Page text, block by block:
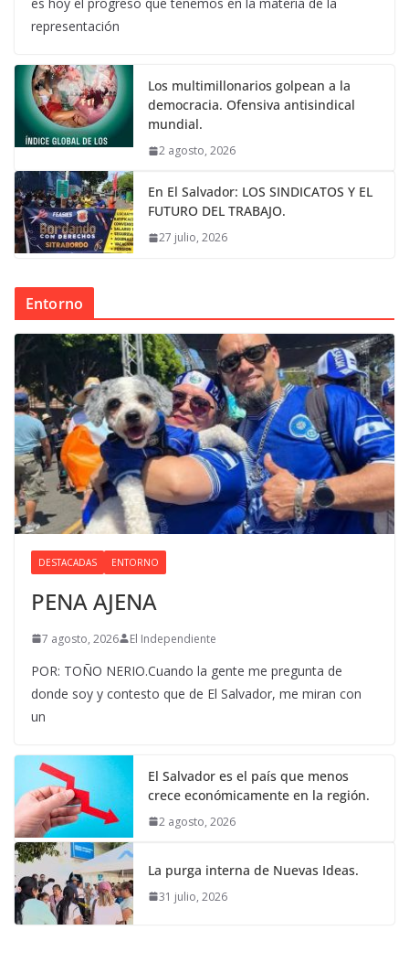
representación
Los multimillonarios golpean a la
democracia. Ofensiva antisindical
mundial.
2 agosto, 2026
En El Salvador: LOS SINDICATOS Y EL
FUTURO DEL TRABAJO.
27 julio, 2026
Entorno
DESTACADAS ENTORNO
PENA AJENA
7 agosto, 2026 El Independiente
POR: TOÑO NERIO.Cuando la gente me pregunta de
donde soy y contesto que de El Salvador, me miran con
un
El Salvador es el país que menos
crece económicamente en la región.
2 agosto, 2026
La purga interna de Nuevas Ideas.
31 julio, 2026